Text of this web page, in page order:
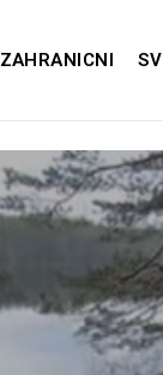
ZAHRANICNI